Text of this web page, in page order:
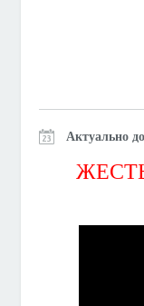
Актуально